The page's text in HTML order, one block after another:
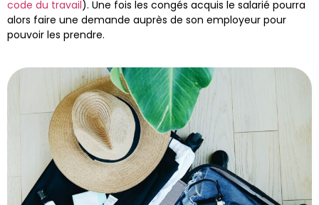
code du travail). Une fois les congés acquis le salarié pourra
alors faire une demande auprès de son employeur pour
pouvoir les prendre.